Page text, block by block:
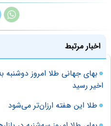
اخبار مرتبط
اخیر رسید
طلا این هفته ارزان‌تر می‌شود